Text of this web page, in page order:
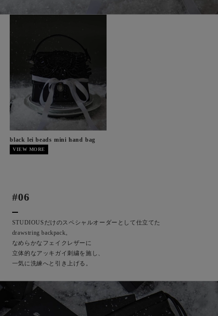
black lei beads mini hand bag
VIEW MORE
#06
STUDIOUSだけのスペシャルオーダーとして仕立てた
drawstring backpack。
なめらかなフェイクレザーに
立体的なアッキガイ刺繍を施し、
一気に洗練へと引き上げる。